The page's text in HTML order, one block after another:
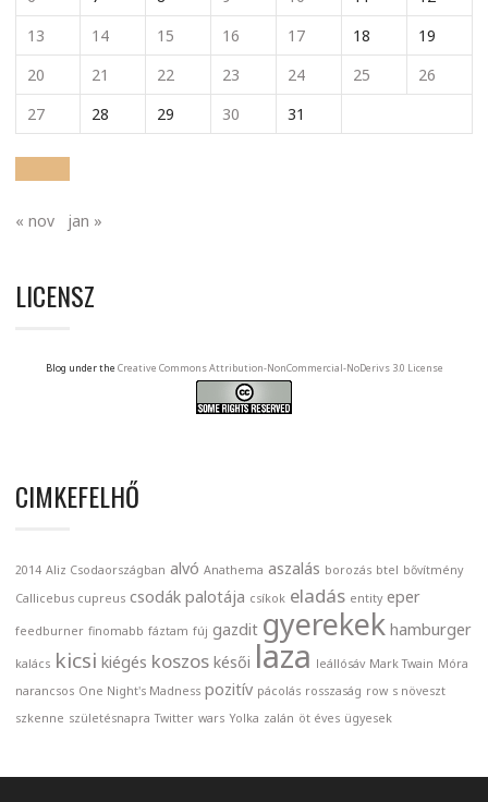
13
14 15 16 17 18
19
20
21 22 23 24 25
26
27
28 29 30 31
« nov jan »
LICENSZ
Blog under the Creative Commons Attribution-NonCommercial-NoDerivs 3.0 License
CIMKEFELHŐ
2014 Aliz Csodaországban alvó Anathema aszalás borozás btel bővítmény
Callicebus cupreus csodák palotája csíkok eladás entity eper
feedburner finomabb fáztam fúj gazdit gyerekek hamburger
kalács kicsi kiégés koszos késői laza leállósáv Mark Twain Móra
narancsos One Night's Madness pozitív pácolás rosszaság row s növeszt
szkenne születésnapra Twitter wars Yolka zalán öt éves ügyesek